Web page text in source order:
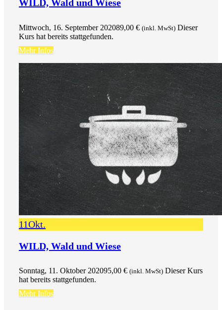
WILD, Wald und Wiese
Mittwoch, 16. September 202089,00 € (inkl. MwSt) Dieser
Kurs hat bereits stattgefunden.
Mehr Infos
11Okt.
WILD, Wald und Wiese
Sonntag, 11. Oktober 202095,00 € (inkl. MwSt) Dieser Kurs
hat bereits stattgefunden.
Mehr Infos